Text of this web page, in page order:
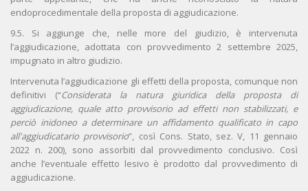
endoprocedimentale della proposta di aggiudicazione.
9.5. Si aggiunge che, nelle more del giudizio, è intervenuta
l’aggiudicazione, adottata con provvedimento 2 settembre 2025,
impugnato in altro giudizio.
Intervenuta l’aggiudicazione gli effetti della proposta, comunque non
definitivi (“Considerata la natura giuridica della proposta di
aggiudicazione, quale atto provvisorio ad effetti non stabilizzati, e
perciò inidoneo a determinare un affidamento qualificato in capo
all'aggiudicatario provvisorio”, così Cons. Stato, sez. V, 11 gennaio
2022 n. 200), sono assorbiti dal provvedimento conclusivo. Così
anche l’eventuale effetto lesivo è prodotto dal provvedimento di
aggiudicazione.